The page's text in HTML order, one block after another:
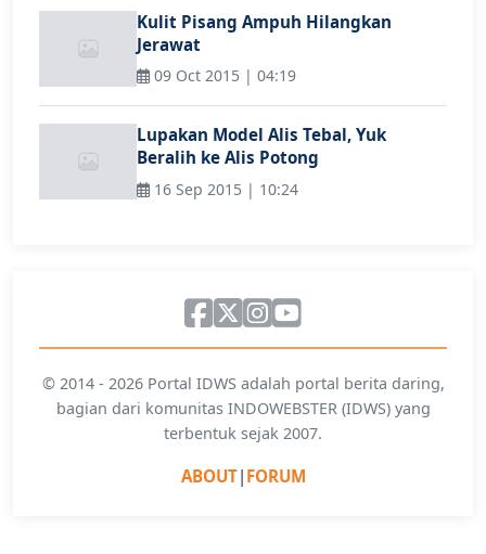
Kulit Pisang Ampuh Hilangkan
Jerawat
09 Oct 2015 | 04:19
Lupakan Model Alis Tebal, Yuk
Beralih ke Alis Potong
16 Sep 2015 | 10:24
© 2014 - 2026 Portal IDWS adalah portal berita daring,
bagian dari komunitas INDOWEBSTER (IDWS) yang
terbentuk sejak 2007.
ABOUT| FORUM